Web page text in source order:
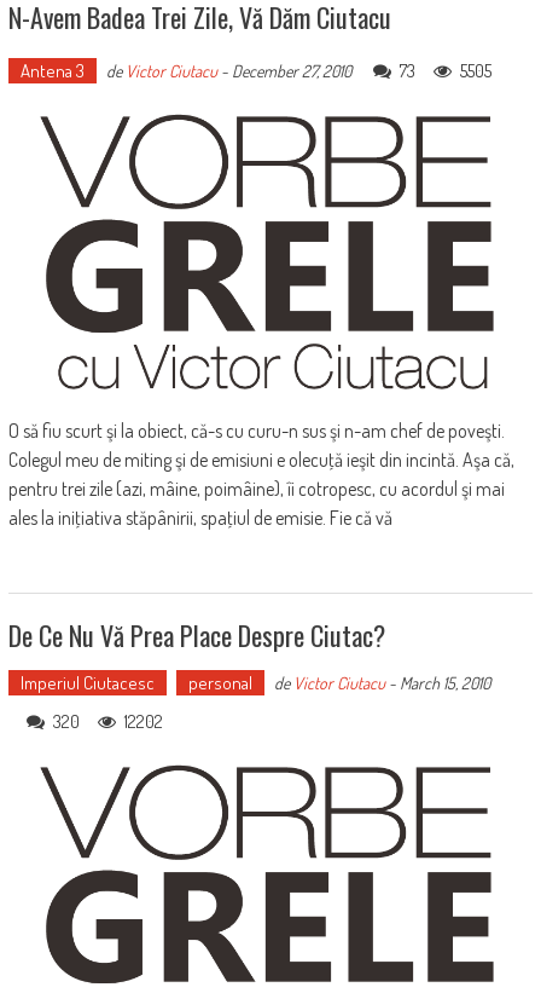
N-Avem Badea Trei Zile, Vă Dăm Ciutacu
Antena 3 de Victor Ciutacu- December 27, 2010 73 5505
O să fiu scurt şi la obiect, că-s cu curu-n sus şi n-am chef de poveşti.
Colegul meu de miting şi de emisiuni e olecuţă ieşit din incintă. Aşa că,
pentru trei zile (azi, mâine, poimâine), îi cotropesc, cu acordul şi mai
ales la iniţiativa stăpânirii, spaţiul de emisie. Fie că vă
De Ce Nu Vă Prea Place Despre Ciutac?
Imperiul Ciutacesc personal de Victor Ciutacu- March 15, 2010
320 12202